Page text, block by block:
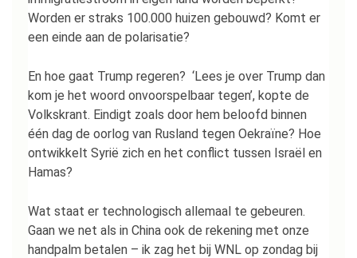
Worden er straks 100.000 huizen gebouwd? Komt er
een einde aan de polarisatie?
En hoe gaat Trump regeren? ‘Lees je over Trump dan
kom je het woord onvoorspelbaar tegen’, kopte de
Volkskrant. Eindigt zoals door hem beloofd binnen
één dag de oorlog van Rusland tegen Oekraïne? Hoe
ontwikkelt Syrië zich en het conflict tussen Israël en
Hamas?
Wat staat er technologisch allemaal te gebeuren.
Gaan we net als in China ook de rekening met onze
handpalm betalen – ik zag het bij WNL op zondag bij